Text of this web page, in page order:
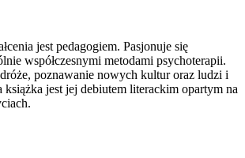
jest pedagogiem. Pasjonuje się
współczesnymi metodami psychoterapii.
poznawanie nowych kultur oraz ludzi i
jest jej debiutem literackim opartym na